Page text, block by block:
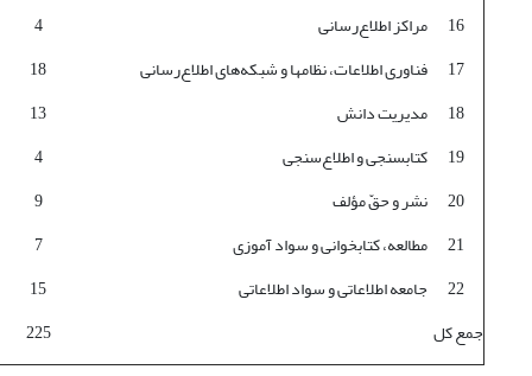
16
مراکز اطلاع‌رسانی
4
17
فناوری اطلاعات، نظامها و شبکه‌های اطلاع‌رسانی
18
18
مدیریت دانش
13
19
کتابسنجی و اطلاع‌سنجی
4
20
نشر و حقّ مؤلف
9
21
مطالعه، کتابخوانی و سواد آموزی
7
22
جامعه اطلاعاتی و سواد اطلاعاتی
15
جمع کل
225